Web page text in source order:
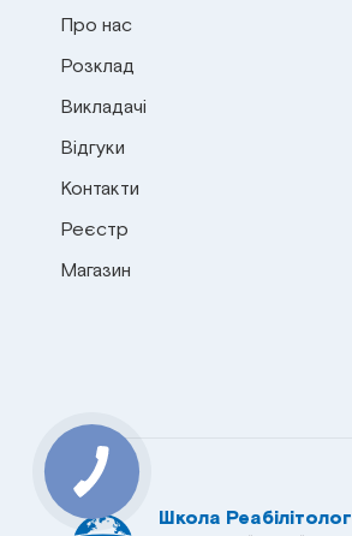
Про нас
Розклад
Викладачі
Відгуки
Контакти
Реєстр
Магазин
Школа Реабілітолог